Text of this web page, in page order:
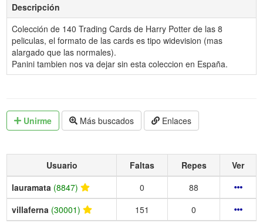
Descripción
Colección de 140 Trading Cards de Harry Potter de las 8
peliculas, el formato de las cards es tipo widevision (mas
alargado que las normales).
Panini tambien nos va dejar sin esta coleccion en España.
Unirme Más buscados Enlaces
Usuario Faltas Repes
Ver
lauramata (8847) 0
88
villaferna (30001) 151 0